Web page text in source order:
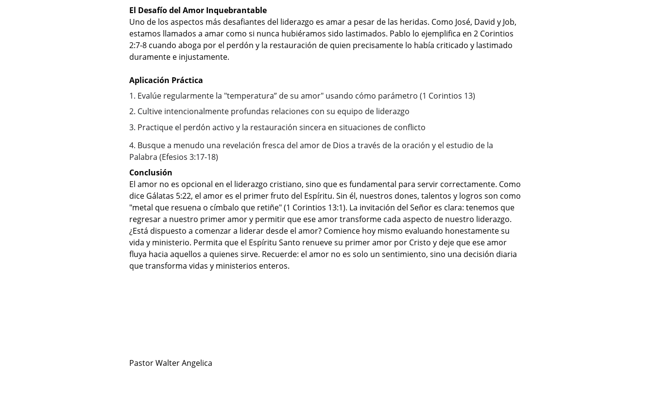
El Desafío del Amor Inquebrantable
Uno de los aspectos más desafiantes del liderazgo es amar a pesar de las heridas. Como José, David y Job,
estamos llamados a amar como si nunca hubiéramos sido lastimados. Pablo lo ejemplifica en 2 Corintios
2:7-8 cuando aboga por el perdón y la restauración de quien precisamente lo había criticado y lastimado
duramente e injustamente.
Aplicación Práctica
1. Evalúe regularmente la "temperatura” de su amor" usando cómo parámetro (1 Corintios 13)
2. Cultive intencionalmente profundas relaciones con su equipo de liderazgo
3. Practique el perdón activo y la restauración sincera en situaciones de conflicto
4. Busque a menudo una revelación fresca del amor de Dios a través de la oración y el estudio de la
Palabra (Efesios 3:17-18)
Conclusión
El amor no es opcional en el liderazgo cristiano, sino que es fundamental para servir correctamente. Como
dice Gálatas 5:22, el amor es el primer fruto del Espíritu. Sin él, nuestros dones, talentos y logros son como
"metal que resuena o címbalo que retiñe" (1 Corintios 13:1). La invitación del Señor es clara: tenemos que
regresar a nuestro primer amor y permitir que ese amor transforme cada aspecto de nuestro liderazgo.
¿Está dispuesto a comenzar a liderar desde el amor? Comience hoy mismo evaluando honestamente su
vida y ministerio. Permita que el Espíritu Santo renueve su primer amor por Cristo y deje que ese amor
fluya hacia aquellos a quienes sirve. Recuerde: el amor no es solo un sentimiento, sino una decisión diaria
que transforma vidas y ministerios enteros.
Pastor Walter Angelica